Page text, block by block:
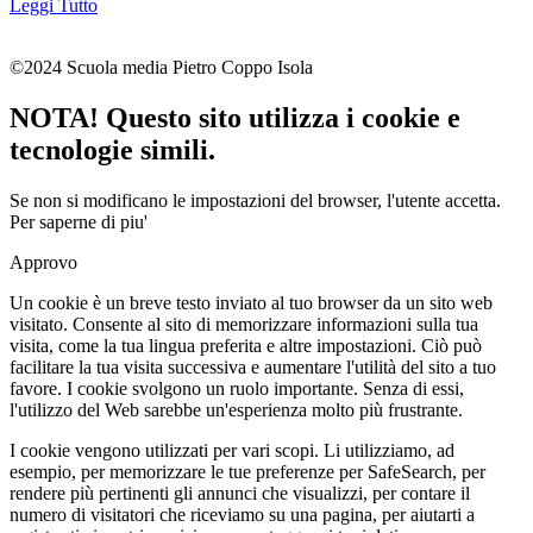
Leggi Tutto
©2024 Scuola media Pietro Coppo Isola
NOTA! Questo sito utilizza i cookie e
tecnologie simili.
Se non si modificano le impostazioni del browser, l'utente accetta.
Per saperne di piu'
Approvo
Un cookie è un breve testo inviato al tuo browser da un sito web
visitato. Consente al sito di memorizzare informazioni sulla tua
visita, come la tua lingua preferita e altre impostazioni. Ciò può
facilitare la tua visita successiva e aumentare l'utilità del sito a tuo
favore. I cookie svolgono un ruolo importante. Senza di essi,
l'utilizzo del Web sarebbe un'esperienza molto più frustrante.
I cookie vengono utilizzati per vari scopi. Li utilizziamo, ad
esempio, per memorizzare le tue preferenze per SafeSearch, per
rendere più pertinenti gli annunci che visualizzi, per contare il
numero di visitatori che riceviamo su una pagina, per aiutarti a